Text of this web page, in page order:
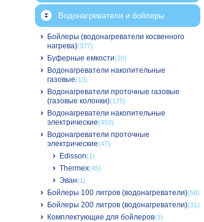
Водонагреватели и бойлеры
Бойлеры (водонагреватели косвенного
нагрева)(377)
Буферные емкости(20)
Водонагреватели накопительные
газовые(13)
Водонагреватели проточные газовые
(газовые колонки)(175)
Водонагреватели накопительные
электрические(459)
Водонагреватели проточные
электрические(47)
Edisson(1)
Thermex(45)
Эван(1)
Бойлеры 100 литров (водонагреватели)(58)
Бойлеры 200 литров (водонагреватели)(31)
Комплектующие для бойлеров(3)